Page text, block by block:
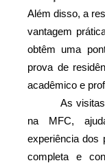
Além disso, a
vantagem
obtêm uma
prova de
acadêmico e
As
na MFC,
experiência dos
completa e